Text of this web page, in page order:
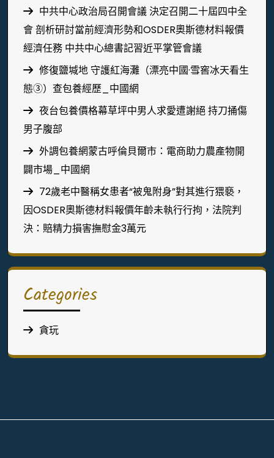
中共中心政治局召開會議 決定召開二十屆四中全
會 剖析研討當前經濟形勢和OSDER奧斯德材料報價
經濟任務 中共中心總書記習近平掌管會議
修復鹽堿地 守護紅海灘（漂亮中國·雪窖冰天看生
態③）查包養經歷_中國網
夜台包養價格幕草坪中男人求愛遭謝絕 持刀捅傷
男子腹部
外調包養網蒙古呼倫貝爾市：電商助力農產物開
闢市場_中國網
72歲老中醫稱女患者“被鬼附身”對其進行猥褻，
因OSDER奧斯德材料報價年齡未執行行拘，法院判
決：賠精力損害撫慰金3萬元
Categories
貪玩